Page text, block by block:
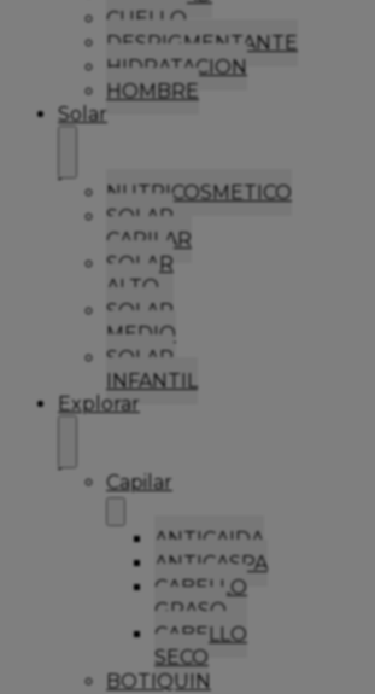
CUELLO
DESPIGMENTANTE
HIDRATACION
HOMBRE
Solar
NUTRICOSMETICO
SOLAR
CAPILAR
SOLAR
ALTO
SOLAR
MEDIO
SOLAR
INFANTIL
Explorar
Capilar
ANTICAIDA
ANTICASPA
CABELLO
GRASO
CABELLO
SECO
BOTIQUIN